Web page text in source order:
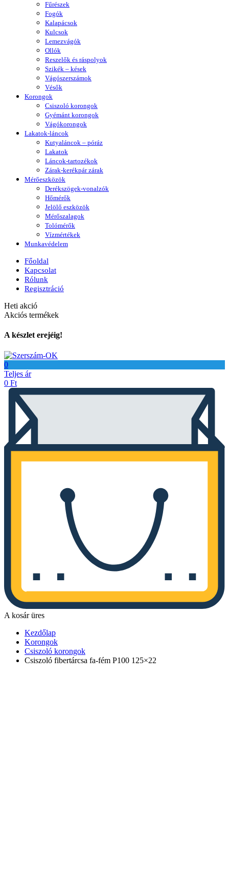
Fűrészek
Fogók
Kalapácsok
Kulcsok
Lemezvágók
Ollók
Reszelők és ráspolyok
Szikék – kések
Vágószerszámok
Vésők
Korongok
Csiszoló korongok
Gyémánt korongok
Vágókorongok
Lakatok-láncok
Kutyaláncok – póráz
Lakatok
Láncok-tartozékok
Zárak-kerékpár zárak
Mérőeszközök
Derékszögek-vonalzók
Hőmérők
Jelölő eszközök
Mérőszalagok
Tolómérők
Vízmértékek
Munkavédelem
Főoldal
Kapcsolat
Rólunk
Regisztráció
Heti akció
Akciós termékek
A készlet erejéig!
0
Teljes ár
0 Ft
A kosár üres
Kezdőlap
Korongok
Csiszoló korongok
Csiszoló fibertárcsa fa-fém P100 125×22